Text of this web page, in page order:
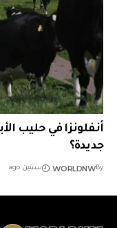
أنفلونزا في حليب
جديدة؟
By
WORLDNW سنتين ago